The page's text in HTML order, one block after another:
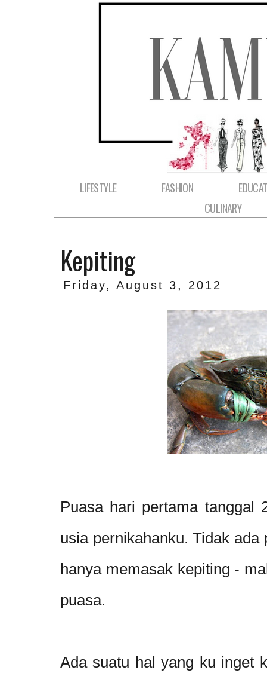
LIFESTYLE FASHION
CULINARY
Kepiting
Friday, August 3, 2012
Puasa hari pertama tanggal
usia pernikahanku. Tidak
hanya memasak kepiting -
puasa.
Ada suatu hal yang ku inget